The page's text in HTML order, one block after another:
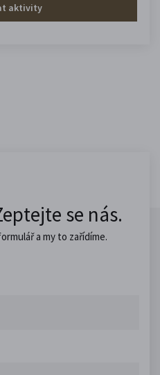
aktivity
se nás.
a my to zařídíme.